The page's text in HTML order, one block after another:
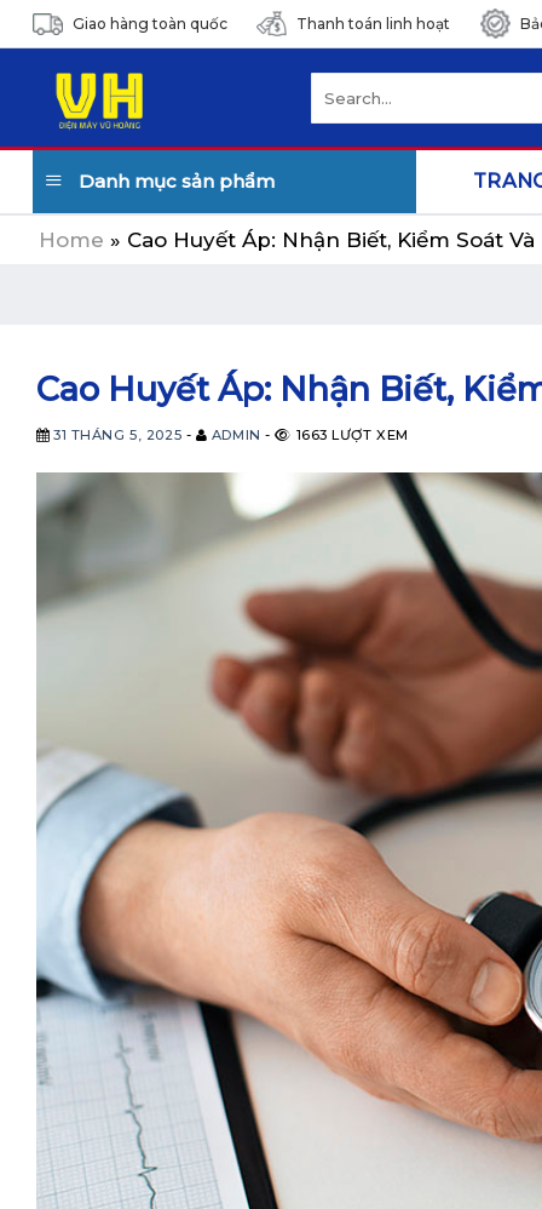
Skip
to
content
Giao hàng toàn quốc Thanh toán linh hoạt
for:
Danh mục sản phẩm
Home » Cao Huyết Áp: Nhận Biết, Kiểm Soát
Cao Huyết Áp: Nhận Biết,
31 THÁNG 5, 2025 - ADMIN - 1663 LƯỢT XEM